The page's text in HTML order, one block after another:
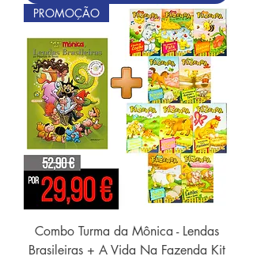
PROMOÇÃO
Combo Turma da Mônica - Lendas
Brasileiras + A Vida Na Fazenda Kit